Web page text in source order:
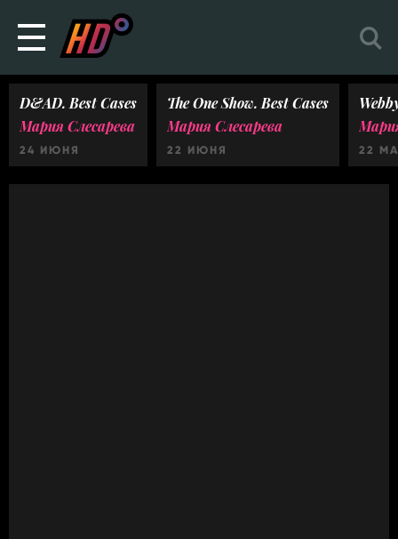
D&AD. Best Cases
Мария Слесарева
24 ИЮНЯ
The One Show. Best Cases
Мария Слесарева
22 ИЮНЯ 22